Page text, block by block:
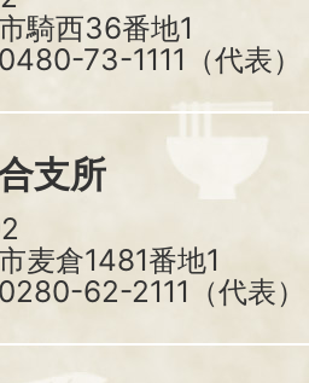
騎西36番地1
73-1111（代表）
支所
麦倉1481番地1
62-2111（代表）